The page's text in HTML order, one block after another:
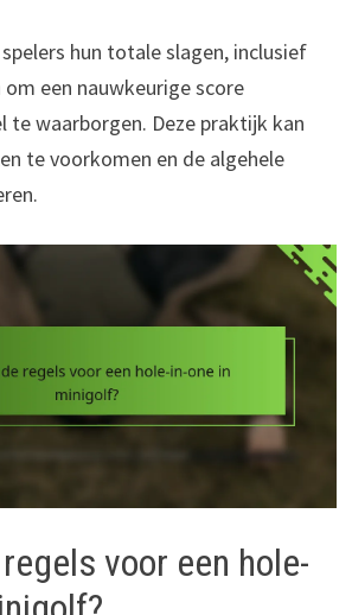
hun totale slagen, inclusief
een nauwkeurige score
te waarborgen. Deze praktijk kan
te voorkomen en de algehele
voor een hole-